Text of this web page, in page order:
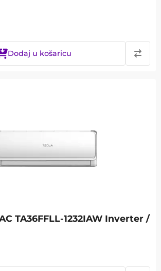
Dodaj u košaricu
TA36FFLL-1232IAW Inverter /